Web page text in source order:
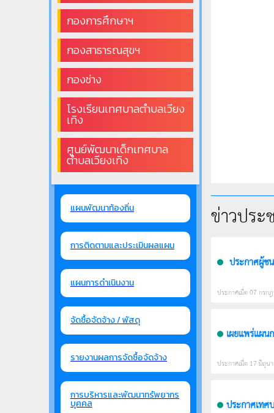
กองการศึกษาฯ
กองสาธารณสุขฯ
กองช่าง
โรงเรียนเทศบาลตำบลเวียง
เทิง
ศูนย์พัฒนาเด็กเทศบาล
ตำบลเวียงเทิง
แผนพัฒนาท้องถิ่น
การติดตามและประเมินผลแผน
แผนการดำเนินงาน
จัดซื้อจัดจ้าง / พัสดุ
รายงานผลการจัดซื้อจัดจ้าง
การบริหารและพัฒนาทรัพยากร
บุคคล
ข่าวปร
ประกาศผู้ช
ประกาศเมื่อ 07 กรก
เผยแพร่แผน
ประกาศเมื่อ 17 มิถุน
ประกาศเทศ